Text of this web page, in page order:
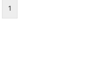
1